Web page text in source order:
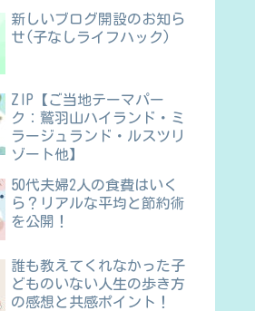
新しいブログ開設のお知ら
せ(子なしライフハック)
ZIP【ご当地テーマパー
ク：鷲羽山ハイランド・ミ
ラージュランド・ルスツリ
ゾート他】
50代夫婦2人の食費はいく
ら？リアルな平均と節約術
を公開！
誰も教えてくれなかった子
どものいない人生の歩き方
の感想と共感ポイント！